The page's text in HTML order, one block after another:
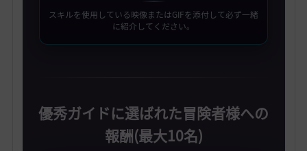
スキルを使用している映像またはGIFを添付して必ず一緒
に紹介してください。
優秀ガイドに選ばれた冒険者様への
報酬(最大10名)